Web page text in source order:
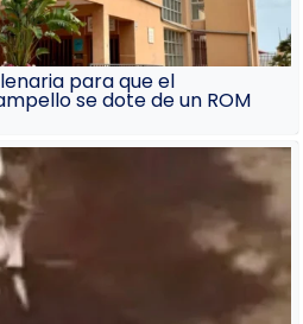
para que el
se dote de un ROM